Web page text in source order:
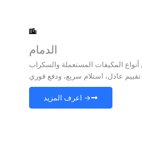
الدمام
المكيفات المستعملة والسكراب
اعرف المزيد →